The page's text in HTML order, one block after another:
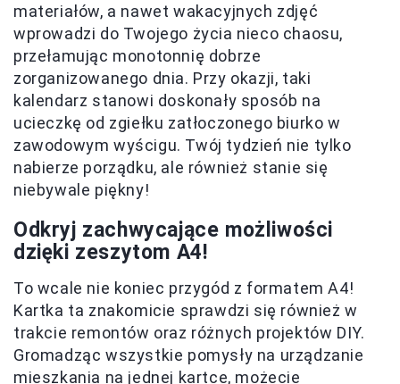
materiałów, a nawet wakacyjnych zdjęć
wprowadzi do Twojego życia nieco chaosu,
przełamując monotonnię dobrze
zorganizowanego dnia. Przy okazji, taki
kalendarz stanowi doskonały sposób na
ucieczkę od zgiełku zatłoczonego biurko w
zawodowym wyścigu. Twój tydzień nie tylko
nabierze porządku, ale również stanie się
niebywale piękny!
Odkryj zachwycające możliwości
dzięki zeszytom A4!
To wcale nie koniec przygód z formatem A4!
Kartka ta znakomicie sprawdzi się również w
trakcie remontów oraz różnych projektów DIY.
Gromadząc wszystkie pomysły na urządzanie
mieszkania na jednej kartce, możecie